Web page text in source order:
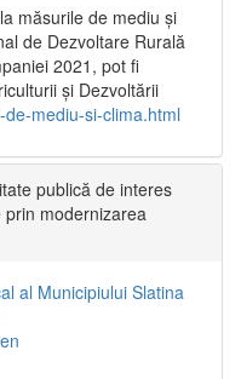
măsurile de mediu și
de Dezvoltare Rurală
2021, pot fi
și Dezvoltării
mediu-si-clima.html
publică de interes
prin modernizarea
al Municipiului Slatina